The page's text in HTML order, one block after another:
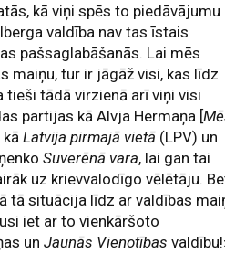
kā viņi spēs to piedāvājumu
valdība nav tas īstais
pašsaglabāšanās. Lai mēs
maiņu, tur ir jāgāž visi, kas līdz
tieši tādā virzienā arī viņi visi
partijas kā Alvja Hermaņa [
kāLatvija pirmajā vietā (LPV) un
Suverēnā vara, lai gan tai
uz krievvalodīgo vēlētāju.
tā situācija līdz ar valdības
iet ar to vienkāršoto
unJaunās Vienotības